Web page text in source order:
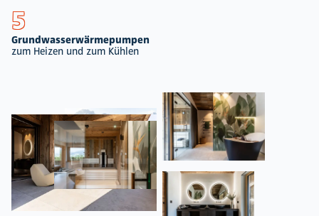
5
Grundwasserwärmepumpen
zum Heizen und zum Kühlen